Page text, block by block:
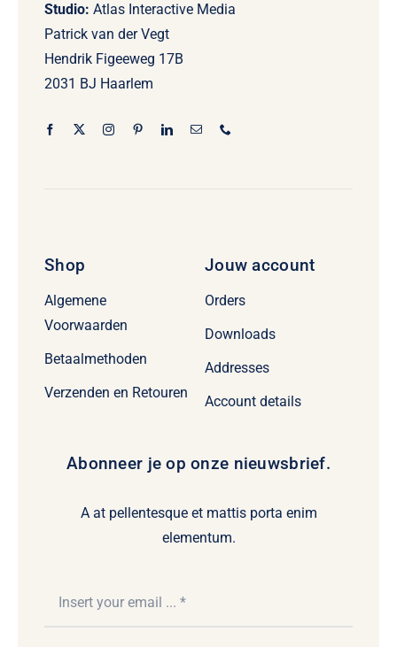
Studio: Atlas Interactive Media
Patrick van der Vegt
Hendrik Figeeweg 17B
2031 BJ Haarlem
Shop
Algemene
Voorwaarden
Betaalmethoden
Verzenden en Retouren
Jouw account
Orders
Downloads
Addresses
Account details
Abonneer je op onze nieuwsbrief.
A at pellentesque et mattis porta enim
elementum.